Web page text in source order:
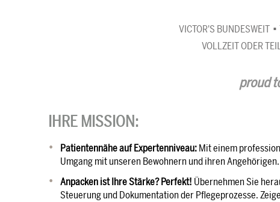
VICTOR'S BUNDESWEIT
VOLLZEIT ODER
proud
IHRE MISSION:
Patientennähe auf Expertenniveau: Mit einem
Umgang mit unseren Bewohnern und ihren
Anpacken ist Ihre Stärke? Perfekt! Übernehmen Sie
Steuerung und Dokumentation der Pflegeprozesse.